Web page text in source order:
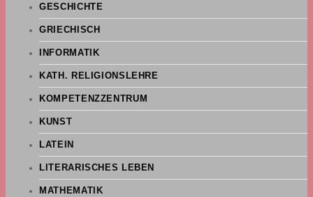
GESCHICHTE
GRIECHISCH
INFORMATIK
KATH. RELIGIONSLEHRE
KOMPETENZZENTRUM
KUNST
LATEIN
LITERARISCHES LEBEN
MATHEMATIK